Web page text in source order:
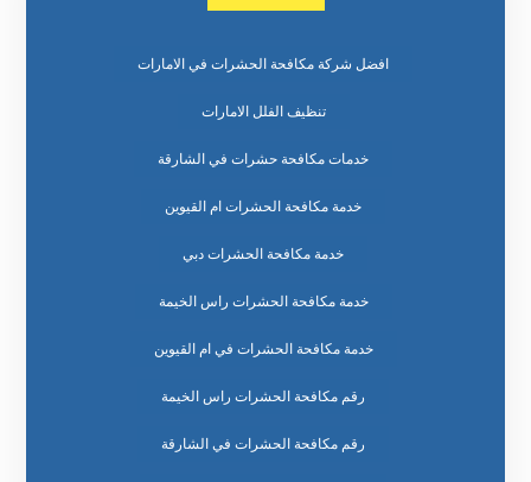
افضل شركة مكافحة الحشرات في الامارات
تنظيف الفلل الامارات
خدمات مكافحة حشرات في الشارقة
خدمة مكافحة الحشرات ام القيوين
خدمة مكافحة الحشرات دبي
خدمة مكافحة الحشرات راس الخيمة
خدمة مكافحة الحشرات في ام القيوين
رقم مكافحة الحشرات راس الخيمة
رقم مكافحة الحشرات في الشارقة